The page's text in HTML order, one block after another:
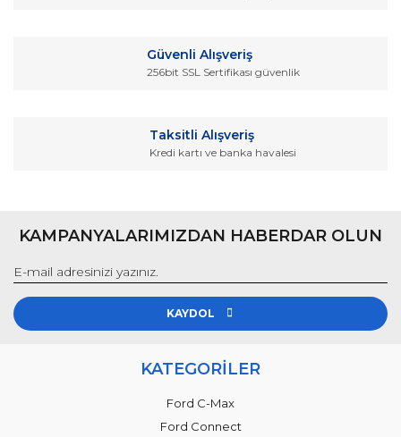
Güvenli Alışveriş
256bit SSL Sertifikası güvenlik
Taksitli Alışveriş
Kredi kartı ve banka havalesi
KAMPANYALARIMIZDAN HABERDAR OLUN
KAYDOL
KATEGORİLER
Ford C-Max
Ford Connect